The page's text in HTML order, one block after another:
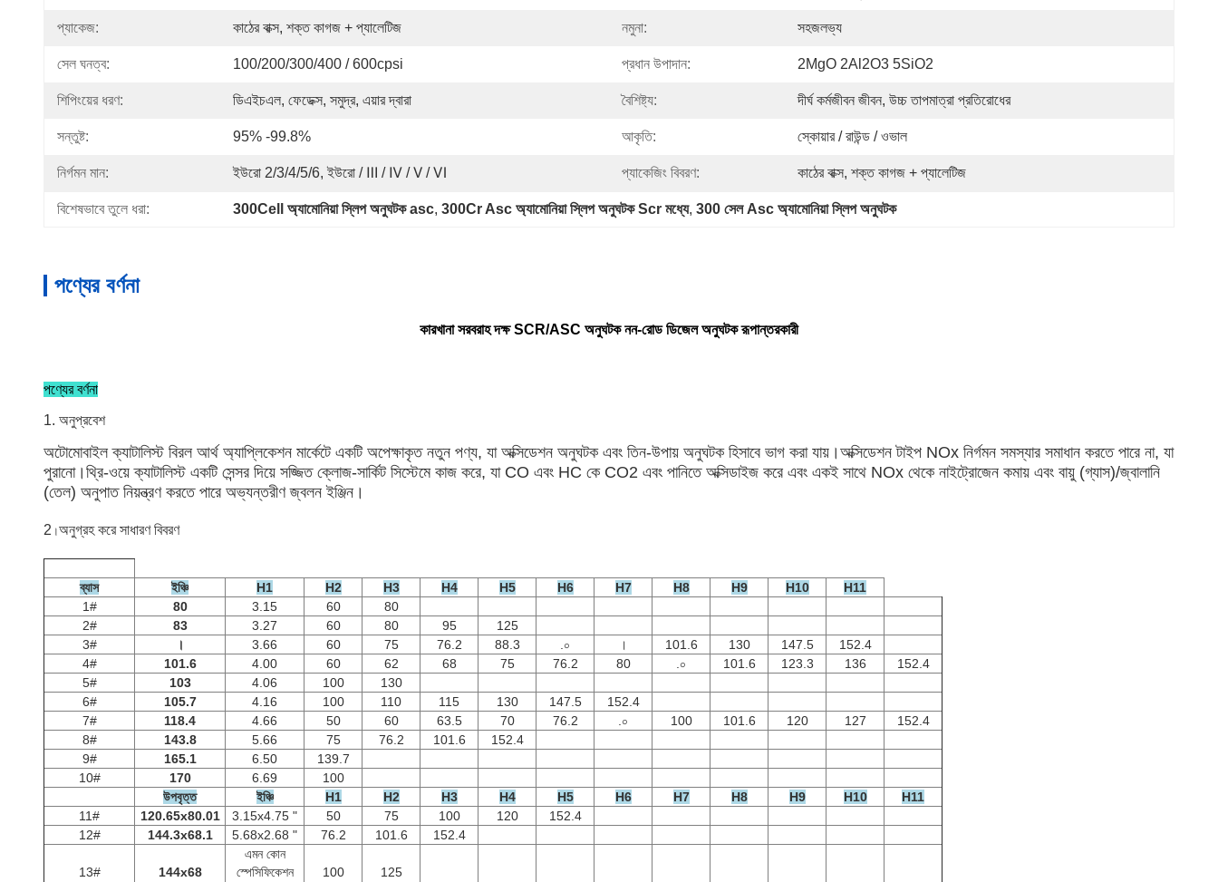
প্যাকেজ: কাঠের বাক্স, শক্ত কাগজ + প্যালেটিজ নমুনা: সহজলভ্য
সেল ঘনত্ব: 100/200/300/400 / 600cpsi প্রধান উপাদান: 2MgO 2Al2O3 5SiO2
শিপিংয়ের ধরণ: ডিএইচএল, ফেডেক্স, সমুদ্র, এয়ার দ্বারা বৈশিষ্ট্য: দীর্ঘ কর্মজীবন জীবন, উচ্চ তাপমাত্রা প্রতিরোধের
সন্তুষ্ট: 95% -99.8% আকৃতি: স্কোয়ার / রাউন্ড / ওভাল
নির্গমন মান: ইউরো 2/3/4/5/6, ইউরো / Ⅲ / Ⅳ / Ⅴ / Ⅵ প্যাকেজিং বিবরণ: কাঠের বাক্স, শক্ত কাগজ + প্যালেটিজ
বিশেষভাবে তুলে ধরা: 300Cell অ্যামোনিয়া স্লিপ অনুঘটক asc, 300Cr Asc অ্যামোনিয়া স্লিপ অনুঘটক Scr মধ্যে, 300 সেল Asc অ্যামোনিয়া স্লিপ অনুঘটক
পণ্যের বর্ণনা
কারখানা সরবরাহ দক্ষ SCR/ASC অনুঘটক নন-রোড ডিজেল অনুঘটক রূপান্তরকারী
পণ্যের বর্ণনা
1. অনুপ্রবেশ
অটোমোবাইল ক্যাটালিস্ট বিরল আর্থ অ্যাপ্লিকেশন মার্কেটে একটি অপেক্ষাকৃত নতুন পণ্য, যা অক্সিডেশন অনুঘটক এবং তিন-উপায় অনুঘটক হিসাবে ভাগ করা যায়।অক্সিডেশন টাইপ NOx নির্গমন সমস্যার সমাধান করতে পারে না, যা
পুরানো।থ্রি-ওয়ে ক্যাটালিস্ট একটি সেন্সর দিয়ে সজ্জিত ক্লোজ-সার্কিট সিস্টেমে কাজ করে, যা CO এবং HC কে CO2 এবং পানিতে অক্সিডাইজ করে এবং একই সাথে NOx থেকে নাইট্রোজেন কমায় এবং বায়ু (গ্যাস)/জ্বালানি
(তেল) অনুপাত নিয়ন্ত্রণ করতে পারে অভ্যন্তরীণ জ্বলন ইঞ্জিন।
2 ।অনুগ্রহ করেসাধারণ বিবরণ
ব্যাস ইঞ্চি H1 H2 H3 H4 H5 H6 H7 H8 H9 H10
H11
1#
80 3.15 60
80
2#
83 3.27 60 80 95
125
3#
। 3.66 60 75 76.2 88.3 .০ । 101.6 130 147.5
152.4
4#
101.6 4.00 60 62 68 75 76.2 80 .০ 101.6 123.3 136
152.4
5#
103 4.06 100
130
6#
105.7 4.16 100 110 115 130 147.5
152.4
7#
118.4 4.66 50 60 63.5 70 76.2 .০ 100 101.6 120 127
152.4
8#
143.8 5.66 75 76.2 101.6
152.4
9#
165.1 6.50
139.7
10#
170 6.69
100
উপবৃত্ত
ইঞ্চি H1 H2 H3 H4 H5 H6 H7 H8 H9 H10
H11
11#
120.65x80.01 3.15x4.75 " 50 75 100 120
152.4
12#
144.3x68.1 5.68x2.68 " 76.2 101.6 152.4
13# 144x68
এমন কোন
স্পেসিফিকেশন
100 125